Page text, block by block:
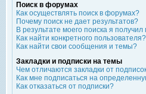
Поиск в форумах
Как осуществлять поиск в форумах?
Почему поиск не дает результатов?
В результате моего поиска я
Как найти конкретного пользователя?
Как найти свои сообщения и темы?
Закладки и подписки на темы
Чем отличаются закладки от
Как мне подписаться на
Как отказаться от подписки?